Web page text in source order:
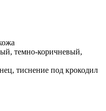
темно-коричневый,
тиснение под крокодил